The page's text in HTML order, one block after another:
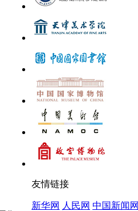
友情链接
新华网 人民网 中国新闻网